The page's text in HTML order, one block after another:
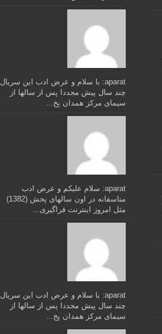
aparat: با سلام و عرض ادب این سریال
چند سال پیش مجددا پس از سالها از
سیمای مرکز همدان پخ...
aparat: سلام علیکم و عرض ادب
متاسفانه در اون سالهای پخش (1382)
مثل امروز اینترنت فراگیری...
aparat: با سلام و عرض ادب این سریال
چند سال پیش مجددا پس از سالها از
سیمای مرکز همدان پخ...